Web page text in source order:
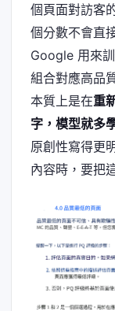
個頁面對訪客
個分數不會直
Google 用來
組合對應高品
本質上是在重
字，模型就多
原創性寫得更
內容時，要把